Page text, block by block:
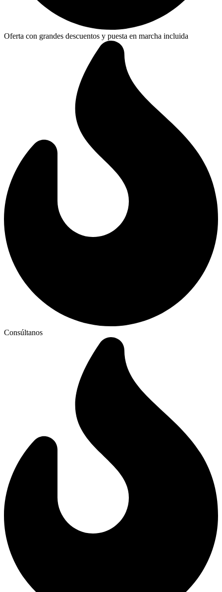
Oferta con grandes descuentos y puesta en marcha incluida
Consúltanos